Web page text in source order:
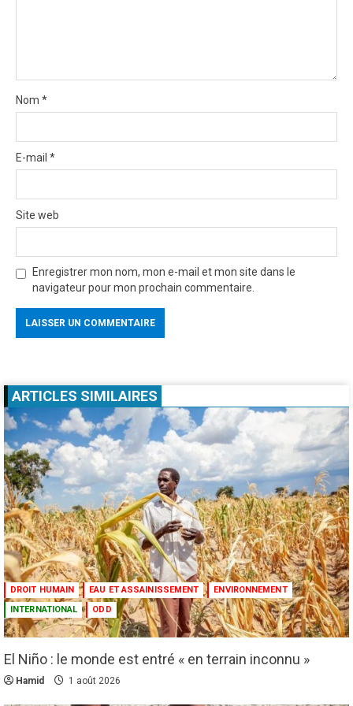
Nom *
E-mail *
Site web
Enregistrer mon nom, mon e-mail et mon site dans le
navigateur pour mon prochain commentaire.
ARTICLES SIMILAIRES
DROIT HUMAIN EAU ET ASSAINISSEMENT
ENVIRONNEMENT
INTERNATIONAL
ODD
El Niño : le monde est entré « en terrain inconnu »
Hamid 1 août 2026